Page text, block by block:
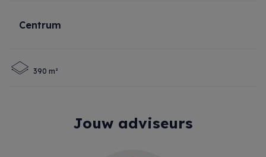
Centrum
390 m²
Jouw adviseurs